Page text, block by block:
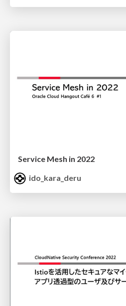
Service Mesh in 2022
ido_kara_deru